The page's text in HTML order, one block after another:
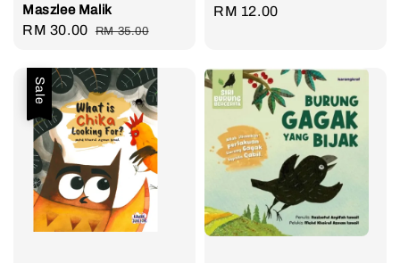
Maszlee Malik
Sale
RM 30.00 Regular
RM 35.00
Regular
RM 12.00
Sale